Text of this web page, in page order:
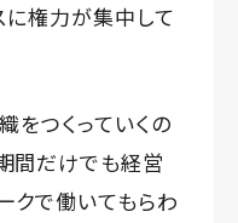
に権力が集中して
をつくっていくの
間だけでも経営
クで働いてもらわ